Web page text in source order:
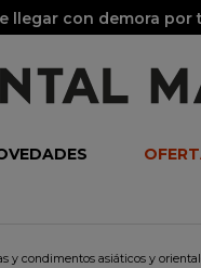
llegar con demora por
y condimentos asiáticos y